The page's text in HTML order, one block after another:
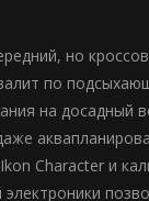
но
по
на досадный
Character и